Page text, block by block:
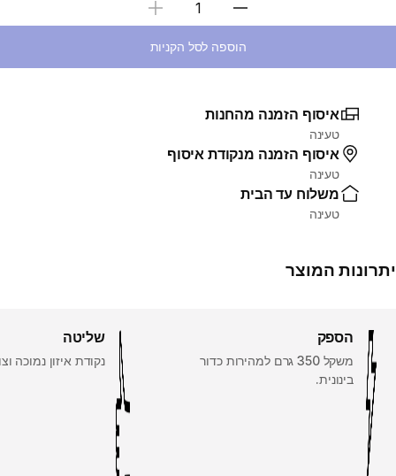
בחירת כמות
הוספה לסל הקניות
איסוף הזמנה מהחנות
טעינה
איסוף הזמנה מנקודת איסוף
טעינה
משלוח עד הבית
טעינה
יתרונות המוצר
הספק
משקל 350 גרם למהירות כדור
בינונית.
שליטה
נקודת איזון נמוכה